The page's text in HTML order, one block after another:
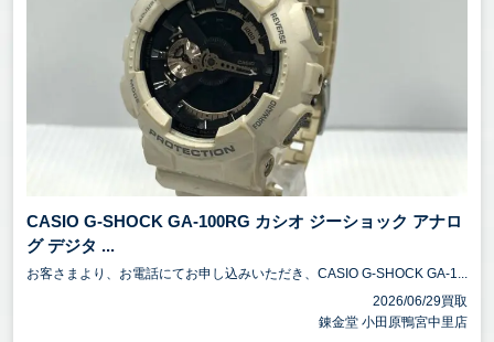
CASIO G-SHOCK GA-100RG カシオ ジーショック アナロ
グ デジタ ...
お客さまより、お電話にてお申し込みいただき、CASIO G-SHOCK GA-1...
2026/06/29買取
錬金堂 小田原鴨宮中里店